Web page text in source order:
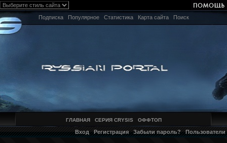
Подписка Популярное Статистика Карта сайта Поиск
ГЛАВНАЯ СЕРИЯ CRYSIS ОФФТОП
Вход Регистрация Забыли пароль? Пользователи